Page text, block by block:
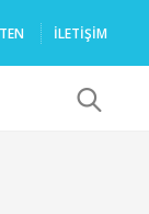
İLETİŞİM